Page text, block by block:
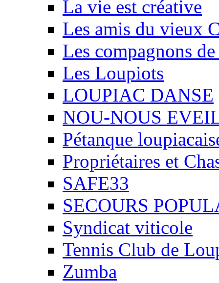
La vie est créative
Les amis du vieux
Les compagnons
Les Loupiots
LOUPIAC DANSE
NOU-NOUS
Pétanque
Propriétaires et
SAFE33
SECOURS
Syndicat viticole
Tennis Club de
Zumba